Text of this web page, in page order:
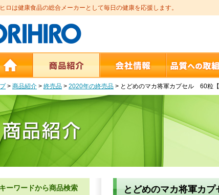
ロは健康食品の総合メーカーとして毎日の健康を応援します。
> 商品紹介 > 終売品 > 2020年の終売品 > とどめのマカ将軍カプセル 60粒【
キーワードから商品検索 とどめのマカ将軍カ